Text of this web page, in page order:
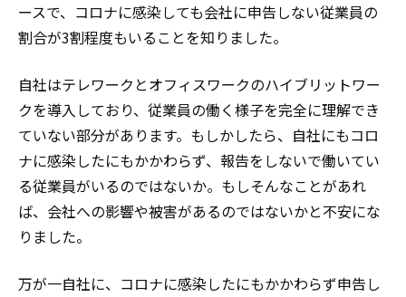
ースで、コロナに感染しても会社に申告しない従業員の
割合が3割程度もいることを知りました。
自社はテレワークとオフィスワークのハイブリットワー
クを導入しており、従業員の働く様子を完全に理解でき
ていない部分があります。もしかしたら、自社にもコロ
ナに感染したにもかかわらず、報告をしないで働いてい
る従業員がいるのではないか。もしそんなことがあれ
ば、会社への影響や被害があるのではないかと不安にな
りました。
万が一自社に、コロナに感染したにもかかわらず申告し